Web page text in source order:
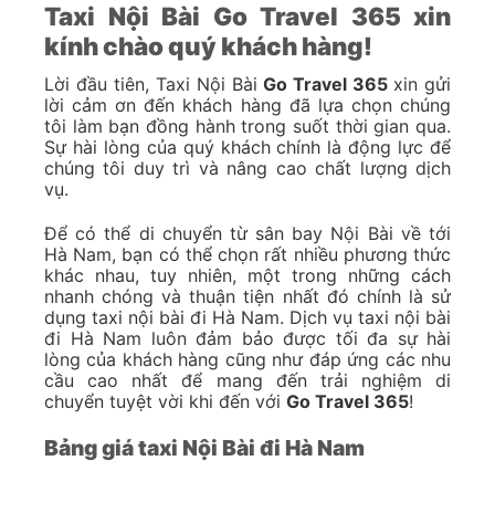
Taxi Nội Bài Go Travel 365 xin
kính chào quý khách hàng!
Lời đầu tiên, Taxi Nội BàiGo Travel 365 xin gửi
lời cảm ơn đến khách hàng đã lựa chọn chúng
tôi làm bạn đồng hành trong suốt thời gian qua.
Sự hài lòng của quý khách chính là động lực để
chúng tôi duy trì và nâng cao chất lượng dịch
vụ.
Để có thể di chuyển từ sân bay Nội Bài về tới
Hà Nam, bạn có thể chọn rất nhiều phương thức
khác nhau, tuy nhiên, một trong những cách
nhanh chóng và thuận tiện nhất đó chính là sử
dụng taxi nội bài đi Hà Nam. Dịch vụ taxi nội bài
đi Hà Nam luôn đảm bảo được tối đa sự hài
lòng của khách hàng cũng như đáp ứng các nhu
cầu cao nhất để mang đến trải nghiệm di
chuyển tuyệt vời khi đến với Go Travel 365!
Bảng giá taxi Nội Bài đi Hà Nam